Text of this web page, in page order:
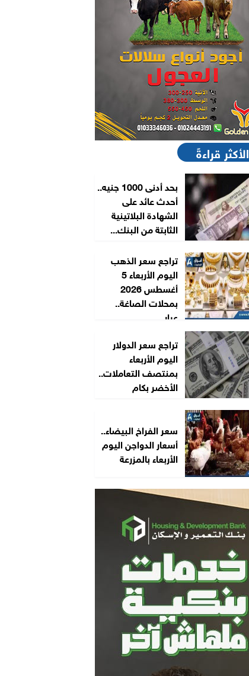
الأكثر قراءةً
بحد أدنى 1000 جنيه..
أحدث عائد على
الشهادة البلاتينية
الثابتة من البنك...
تراجع سعر الذهب
اليوم الأربعاء 5
أغسطس 2026
بمحلات الصاغة..
عيار...
تراجع سعر الدولار
اليوم الأربعاء
بمنتصف التعاملات..
الأخضر بكام
سعر الفراخ البيضاء..
أسعار الدواجن اليوم
الأربعاء بالمزرعة